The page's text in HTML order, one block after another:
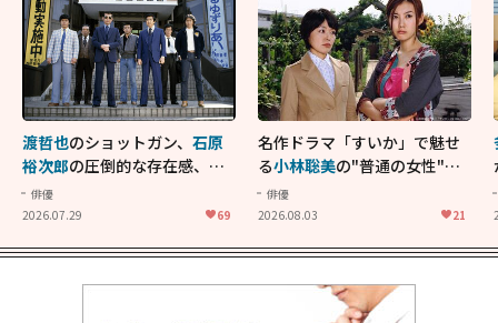
渡哲也のショットガン、 石原
裕次郎の圧倒的な存在感、 舘
ひろし
ン！"大門軍団"のカッコよさ
II」
俳優
2026.07.29
69
名作ドラマ「すいか」で魅せ
る小林聡美の"普通の女性"が
大人に刺さる...映画「かもめ
食堂」にも通じる静かな芝居
俳優
2026.08.03
21